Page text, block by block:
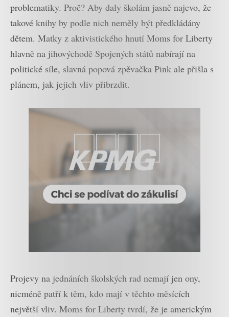
problematiky. Proč? Aby daly školám jasně najevo, že
takové knihy by podle nich neměly být předkládány
dětem. Matky z aktivistického hnutí Moms for Liberty
hlavně na jihovýchodě Spojených států nabírají na
politické síle, slavná popová zpěvačka Pink ale přišla s
plánem, jak jejich vliv přibrzdit.
Projevy na jednáních školských rad nemají jen ony,
nicméně patří k těm, kdo mají v těchto měsících
největší vliv. Moms for Liberty tvrdí, že je americkým